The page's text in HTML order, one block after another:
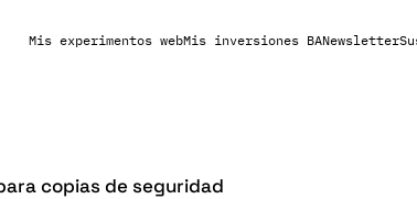
Mis experimentos webMis inversiones BANewsletter
copias de seguridad